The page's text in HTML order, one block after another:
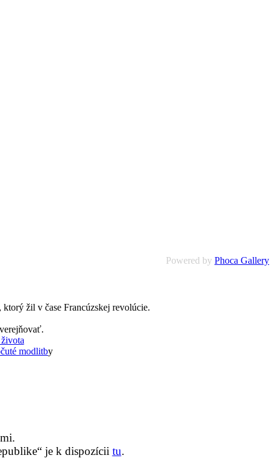
Powered by Phoca Gallery
žil v čase Francúzskej revolúcie.
modlitby
je k dispozícii tu.